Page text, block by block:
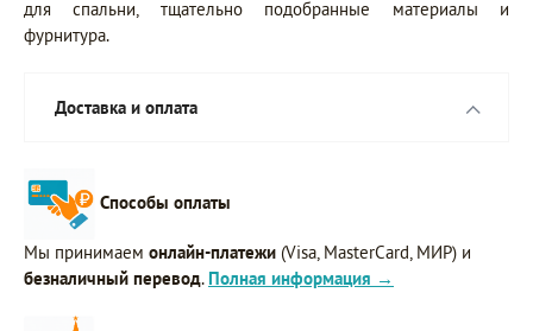
для спальни, тщательно подобранные материалы и
фурнитура.
Доставка и оплата
Способы оплаты
Мы принимаем онлайн-платежи (Visa, MasterCard, МИР) и
безналичный перевод. Полная информация →